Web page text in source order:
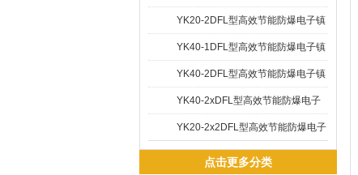
流器
YK20-2DFL型高效节能防爆电子镇
流器
YK40-1DFL型高效节能防爆电子镇
流器
YK40-2DFL型高效节能防爆电子镇
流器
YK40-2xDFL型高效节能防爆电子
镇流器
YK20-2x2DFL型高效节能防爆电子
镇流器
点击更多分类